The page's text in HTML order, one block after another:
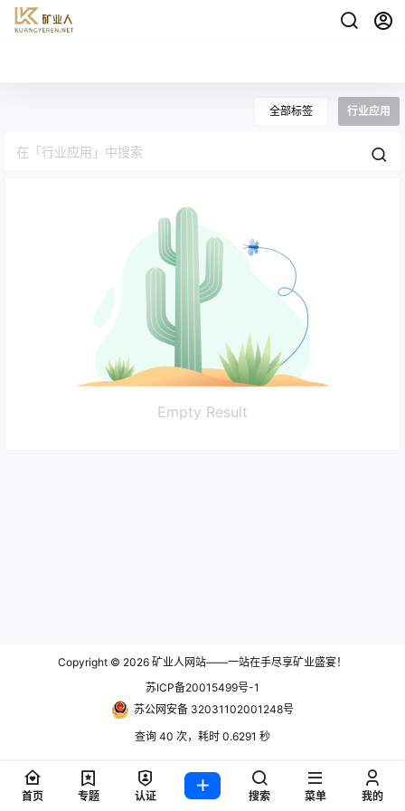
全部标签 行业应用
Empty Result
Copyright © 2026 矿业人网站——一站在手尽享矿业盛宴！
苏ICP备20015499号-1
苏公网安备 32031102001248号
查询 40 次，耗时 0.6291 秒
首页 专题 认证 搜索 菜单 我的